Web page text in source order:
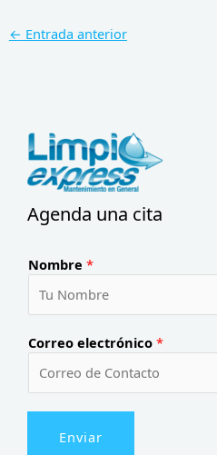
← Entrada anterior
Agenda una cita
Nombre *
Correo electrónico *
Enviar